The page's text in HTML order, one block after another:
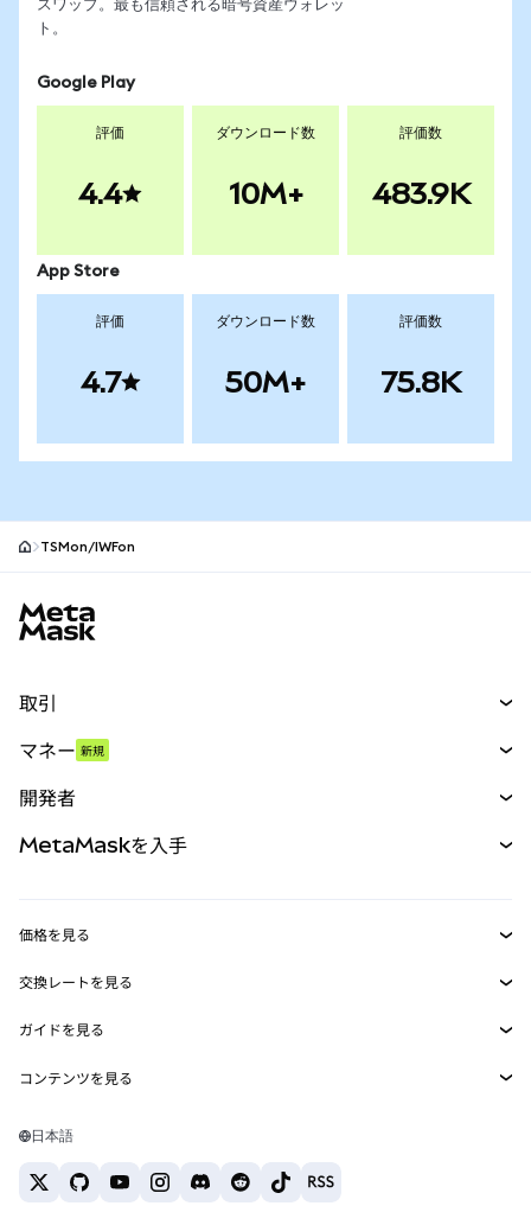
スワップ。最も信頼される暗号資産ウォレッ
ト。
Google Play
評価
4.4
ダウンロード数
10M+
評価数
483.9K
App Store
評価
4.7
ダウンロード数
50M+
評価数
75.8K
TSMon/IWFon
取引
パーペチュアル
RWA
マネー 新規
開発者
MetaMask Connect
Snaps
Web3サービス
MetaMaskを入手
セキュリティ
サポート
キャリア
お問い合わせ
価格を見る
イーサリアムの価格
Solanaの価格
Tetherの価格
交換レートを見る
ETH→USD
USDT→INR
BTC→INR
ETH→USDT
ガイドを見る
ETHの購入
USDTの購入
コンテンツを見る
Solanaウォレット
日本語